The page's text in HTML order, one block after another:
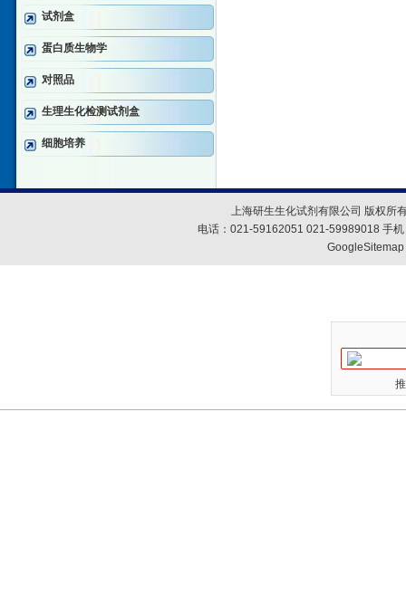
试剂盒
蛋白质生物学
对照品
生理生化检测试剂盒
细胞培养
上海研生生化试剂有限公司 版权所
电话：021-59162051 021-59989018 手
GoogleSitemap